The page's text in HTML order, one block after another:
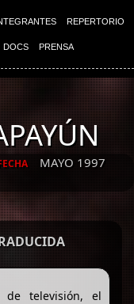
REPERTORIO
DOCS PRENSA
MAYO 1997
de televisión, el